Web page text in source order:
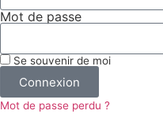
Mot de passe
Se souvenir de moi
Connexion
Mot de passe perdu ?